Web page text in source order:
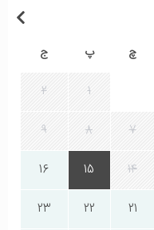
چ پ ج
1
2
7
8
9
14
15
16
21
22
23